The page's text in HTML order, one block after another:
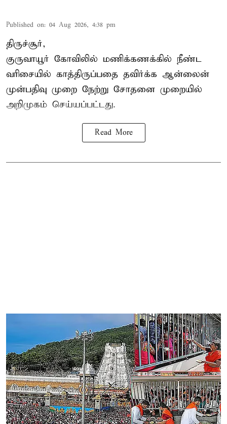
Published on: 04 Aug 2026, 4:38 pm
திருச்சூர்,
குருவாயூர் கோவிலில் மணிக்கணக்கில் நீண்ட
வரிசையில் காத்திருப்பதை தவிர்க்க ஆன்லைன்
முன்பதிவு முறை நேற்று சோதனை முறையில்
அறிமுகம் செய்யப்பட்டது.
Read More